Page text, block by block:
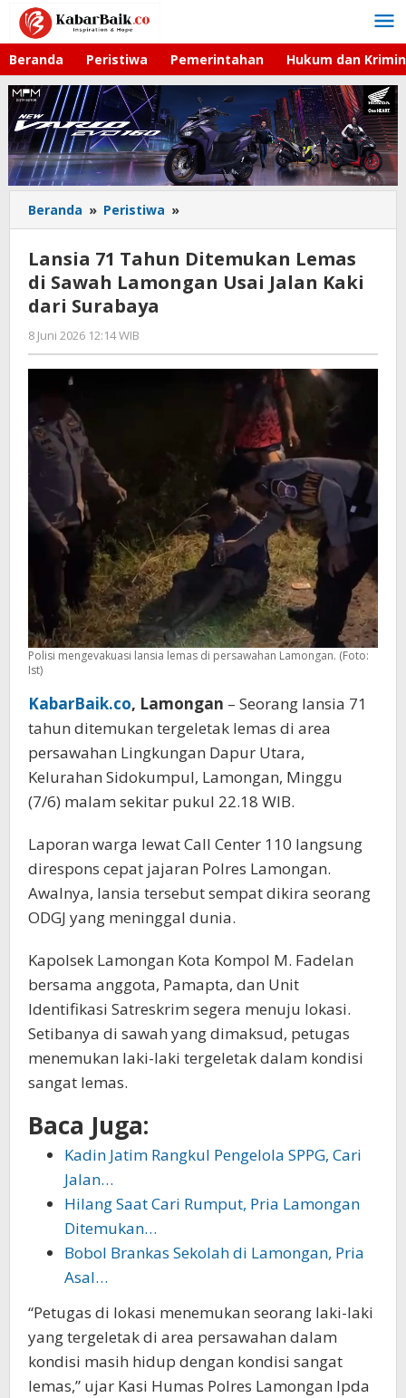
Lewati
konten
Beranda Peristiwa Pemerintahan Hukum dan
Beranda » Peristiwa »
71
Tahun
Ditemukan
Lemas
Surabaya
Lansia 71 Tahun Ditemukan Lemas
di Sawah Lamongan Usai Jalan Kaki
dari Surabaya
8 Juni 2026 12:14 WIB
Andika
DP
Polisi mengevakuasi lansia lemas di persawahan Lamongan. (Foto:
Ist)
KabarBaik.co, Lamongan – Seorang lansia 71
tahun ditemukan tergeletak lemas di area
persawahan Lingkungan Dapur Utara,
Kelurahan Sidokumpul, Lamongan, Minggu
(7/6) malam sekitar pukul 22.18 WIB.
Laporan warga lewat Call Center 110 langsung
direspons cepat jajaran Polres Lamongan.
Awalnya, lansia tersebut sempat dikira seorang
ODGJ yang meninggal dunia.
Kapolsek Lamongan Kota Kompol M. Fadelan
bersama anggota, Pamapta, dan Unit
Identifikasi Satreskrim segera menuju lokasi.
Setibanya di sawah yang dimaksud, petugas
menemukan laki-laki tergeletak dalam kondisi
sangat lemas.
Baca Juga:
Kadin Jatim Rangkul Pengelola SPPG, Cari
Jalan…
Hilang Saat Cari Rumput, Pria Lamongan
Ditemukan…
Bobol Brankas Sekolah di Lamongan, Pria
Asal…
“Petugas di lokasi menemukan seorang laki-laki
yang tergeletak di area persawahan dalam
kondisi masih hidup dengan kondisi sangat
lemas,” ujar Kasi Humas Polres Lamongan Ipda